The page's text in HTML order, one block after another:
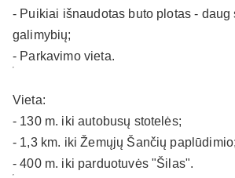
- Puikiai išnaudotas buto plotas - daug
galimybių;
- Parkavimo vieta.
Vieta:
- 130 m. iki autobusų stotelės;
- 1,3 km. iki Žemųjų Šančių paplūdimio;
- 400 m. iki parduotuvės "Šilas".